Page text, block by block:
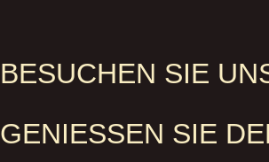
BESUCHEN SIE
GENIESSEN SIE